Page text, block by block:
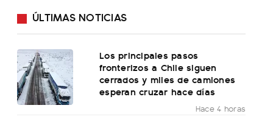
ÚLTIMAS NOTICIAS
Los principales pasos
fronterizos a Chile siguen
cerrados y miles de camiones
esperan cruzar hace días
Hace 4 horas